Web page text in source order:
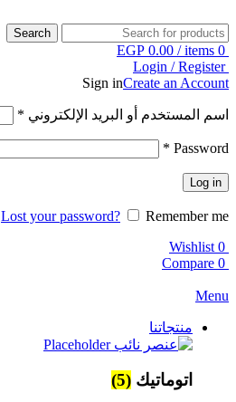
Search
0
items
/
EGP 0.00
Login / Register
Sign inCreate an Account
اسم المستخدم أو البريد الإلكتروني *
Password
*
Log in
Lost your password?
Remember me
0
Wishlist
0
Compare
Menu
منتجاتنا
اتوماتيك (5)